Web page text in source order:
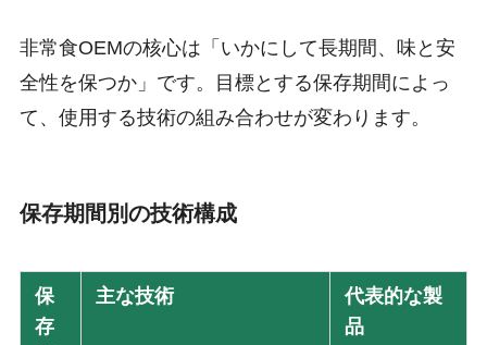
非常食OEMの核心は「いかにして長期間、味と安
全性を保つか」です。目標とする保存期間によっ
て、使用する技術の組み合わせが変わります。
保存期間別の技術構成
保
存
主な技術
代表的な製
品